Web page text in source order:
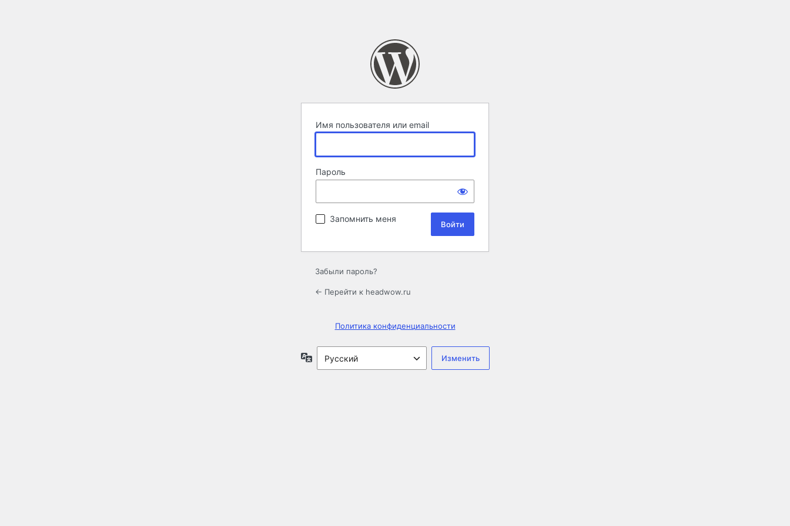
Имя пользователя или email
Пароль
Запомнить меня
Забыли пароль?
← Перейти к headwow.ru
Политика конфиденциальности
Язык